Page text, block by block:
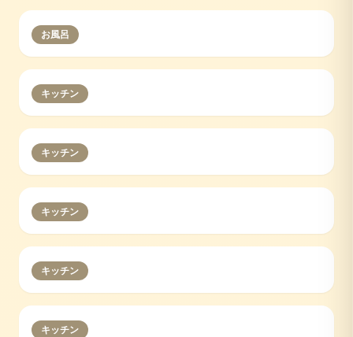
お風呂
キッチン
キッチン
キッチン
キッチン
キッチン